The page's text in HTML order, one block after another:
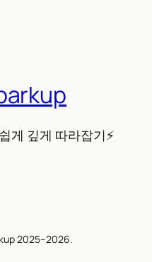
게 깊게 따라잡기⚡
2025–2026.